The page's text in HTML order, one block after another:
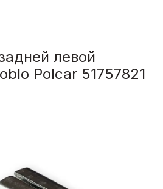
левой
Polcar 51757821